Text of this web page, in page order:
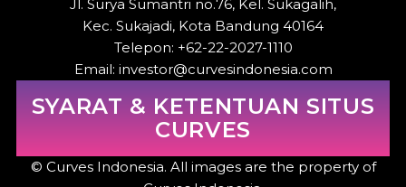
Jl. Surya Sumantri no.76, Kel. Sukagalih,
Kec. Sukajadi, Kota Bandung 40164
Telepon: +62-22-2027-1110
Email: investor@curvesindonesia.com
SYARAT & KETENTUAN SITUS
CURVES
© Curves Indonesia. All images are the property of